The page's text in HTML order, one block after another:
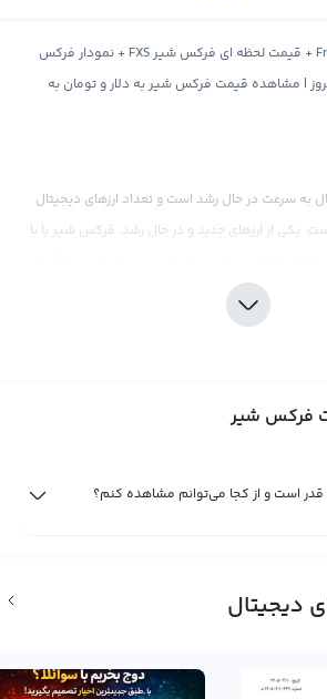
قیمت فرکس شیر Frax Share + قیمت لحظه ای فرکس شیر FXS + نمودار فرکس
| مشاهده قیمت فرکس شیر به دلار و تومان به
به سرعت در حال رشد است و تعداد ارزهای دیجیتال
یکی از ارزهای جدید و در حال رشد، فرکس شیر یا با
بازار در صرافی‌های ارز دیجیتال تعیین می‌شود و در
خرید این ارز، قیمت آن افزایش می‌یابد.
که یک استیبل کوین است، محاسبه می‌شود. تتر که
صرافی‌ها قیمت فرکس شیر را به صورت مستقیم با تتر
خرید و فروش لحظه ای فرکس شیر در صرافی‌های
فرکس شیر
دیجیتال